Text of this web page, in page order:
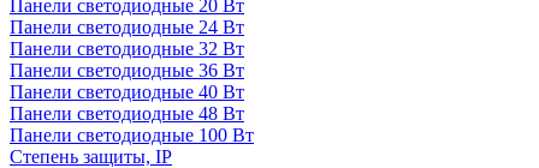
Панели светодиодные 20 Вт
Панели светодиодные 24 Вт
Панели светодиодные 32 Вт
Панели светодиодные 36 Вт
Панели светодиодные 40 Вт
Панели светодиодные 48 Вт
Панели светодиодные 100 Вт
Степень защиты, IP